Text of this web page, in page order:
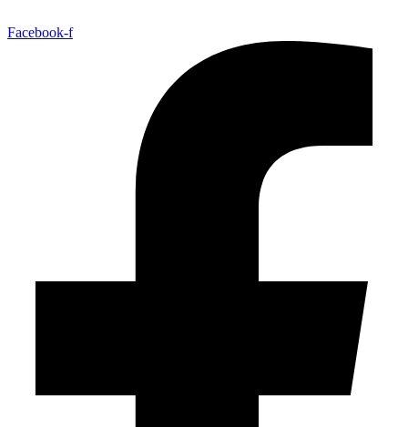
Facebook-f